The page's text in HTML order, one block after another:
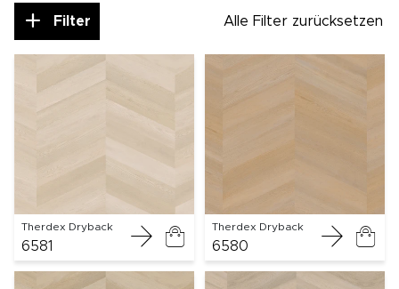
Filter Alle Filter zurücksetzen
Therdex Dryback
6581
Therdex Dryback
6580